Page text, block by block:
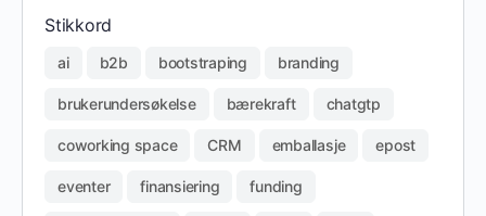
Stikkord
ai b2b bootstraping branding
brukerundersøkelse bærekraft chatgtp
coworking space CRM emballasje epost
eventer finansiering funding